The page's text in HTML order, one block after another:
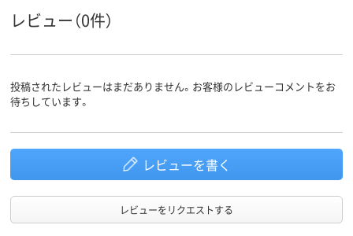
レビュー（0件）
投稿されたレビューはまだありません。お客様のレビューコメントをお
待ちしています。
レビューを書く
レビューをリクエストする